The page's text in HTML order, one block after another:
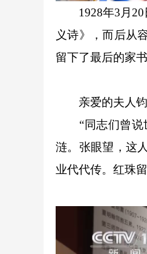
1928年3月20
义诗》，而后从
留下了最后的家书
亲爱的夫人钧
“同志们曾说世
涟。张眼望，这
业代代传。红珠